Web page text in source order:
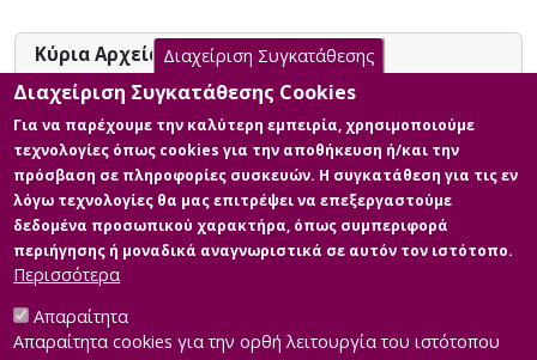
Κύρια Αρχεία Διατριβής
«Ο ΡΟΛΟΣ ΤΩΝ Μ.Μ.Ε. ΣΤΗΝ
ΕΛΛΗΝΙΚΗ ΕΞΩΤΕΡΙΚΗ ΠΟΛΙΤΙΚΗ:
H περίπτωση της Τουρκίας»
Περιγραφή: ΠΤΥΧΙΑΚΗ ΕΡΓΑΣΙΑ
ΒΑΣΙΛΙΚΗ ΜΑΚΡΗ ΑΜ 505406
(3).pdf (pdf)
Πληροφορίες: Κυρίως Σώμα
Διαχείριση Συγκατάθεσης
Διαχείριση Συγκατάθεσης Cookies
Για να παρέχουμε την καλύτερη εμπειρία, χρησιμοποιούμε
τεχνολογίες όπως cookies για την αποθήκευση ή/και την
πρόσβαση σε πληροφορίες συσκευών. Η συγκατάθεση για τις εν
λόγω τεχνολογίες θα μας επιτρέψει να επεξεργαστούμε
δεδομένα προσωπικού χαρακτήρα, όπως συμπεριφορά
περιήγησης ή μοναδικά αναγνωριστικά σε αυτόν τον ιστότοπο.
Περισσότερα
Απαραίτητα
Απαραίτητα cookies για την ορθή λειτουργία του ιστότοπου